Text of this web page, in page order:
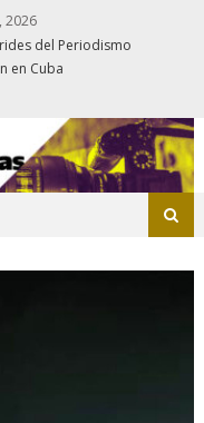
2026
del Periodismo
en Cuba